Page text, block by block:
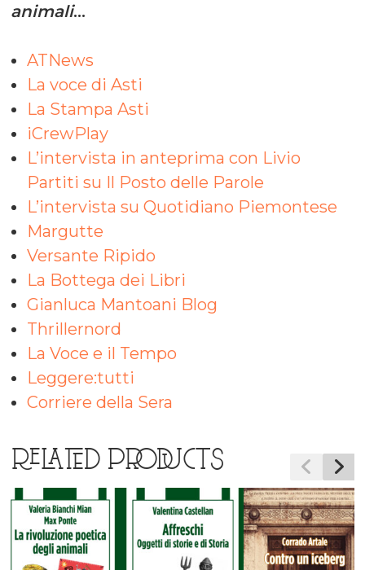
animali…
ATNews
La voce di Asti
La Stampa Asti
iCrewPlay
L’intervista in anteprima con Livio
Partiti su Il Posto delle Parole
L’intervista su Quotidiano Piemontese
Margutte
Versante Ripido
La Bottega dei Libri
Gianluca Mantoani Blog
Thrillernord
La Voce e il Tempo
Leggere:tutti
Corriere della Sera
RELATED PRODUCTS